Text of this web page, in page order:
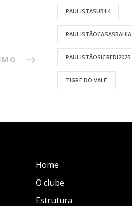
PAULISTASUB14
PAULISTÃOCASASBAHIA
PAULISTÃOSICREDI2025
TIGRE DO VALE
Home
O clube
Estrutura